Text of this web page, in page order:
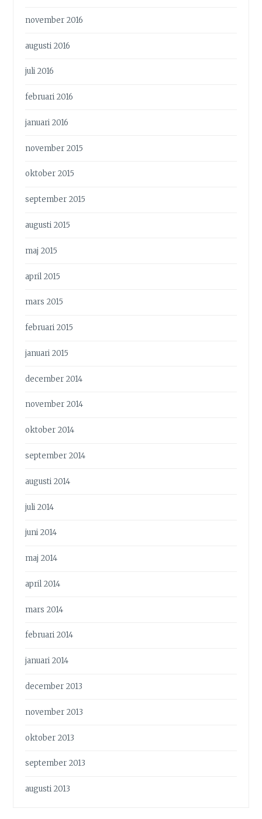
november 2016
augusti 2016
juli 2016
februari 2016
januari 2016
november 2015
oktober 2015
september 2015
augusti 2015
maj 2015
april 2015
mars 2015
februari 2015
januari 2015
december 2014
november 2014
oktober 2014
september 2014
augusti 2014
juli 2014
juni 2014
maj 2014
april 2014
mars 2014
februari 2014
januari 2014
december 2013
november 2013
oktober 2013
september 2013
augusti 2013